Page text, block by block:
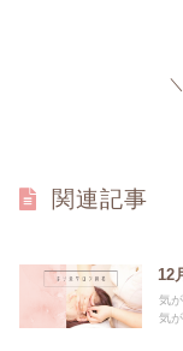
関連記事
12
気
気